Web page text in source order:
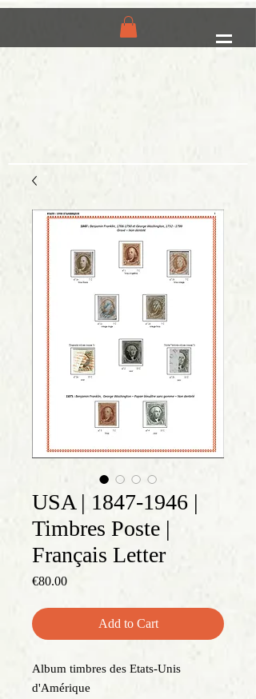
USA | 1847-1946 |
Timbres Poste |
Français Letter
€80.00Price
Add to Cart
Album timbres des Etats-Unis
d'Amérique